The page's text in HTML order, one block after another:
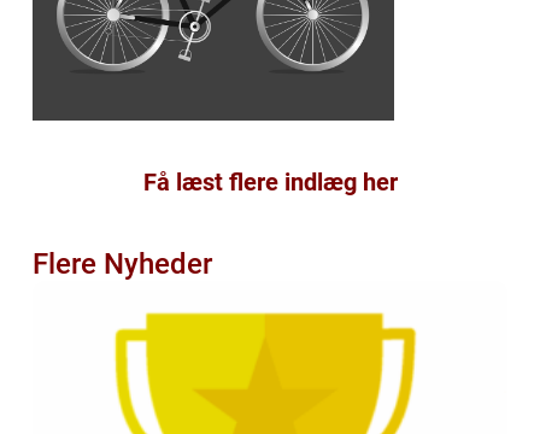
Få læst flere indlæg her
Flere Nyheder